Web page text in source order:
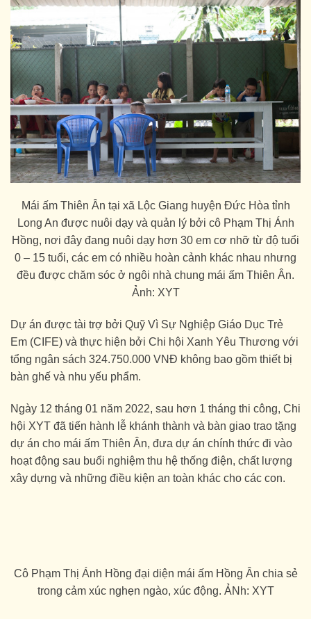
Mái ấm Thiên Ân tại xã Lộc Giang huyện Đức Hòa tỉnh
Long An được nuôi dạy và quản lý bởi cô Phạm Thị Ánh
Hồng, nơi đây đang nuôi dạy hơn 30 em cơ nhỡ từ độ tuổi
0 – 15 tuổi, các em có nhiều hoàn cảnh khác nhau nhưng
đều được chăm sóc ở ngôi nhà chung mái ấm Thiên Ân.
Ảnh: XYT
Dự án được tài trợ bởi Quỹ Vì Sự Nghiệp Giáo Dục Trẻ
Em (CIFE) và thực hiện bởi Chi hội Xanh Yêu Thương với
tổng ngân sách 324.750.000 VNĐ không bao gồm thiết bị
bàn ghế và nhu yếu phẩm.
Ngày 12 tháng 01 năm 2022, sau hơn 1 tháng thi công, Chi
hội XYT đã tiến hành lễ khánh thành và bàn giao trao tặng
dự án cho mái ấm Thiên Ân, đưa dự án chính thức đi vào
hoạt động sau buổi nghiệm thu hệ thống điện, chất lượng
xây dựng và những điều kiện an toàn khác cho các con.
Cô Phạm Thị Ánh Hồng đại diện mái ấm Hồng Ân chia sẻ
trong cảm xúc nghẹn ngào, xúc động. ẢNh: XYT